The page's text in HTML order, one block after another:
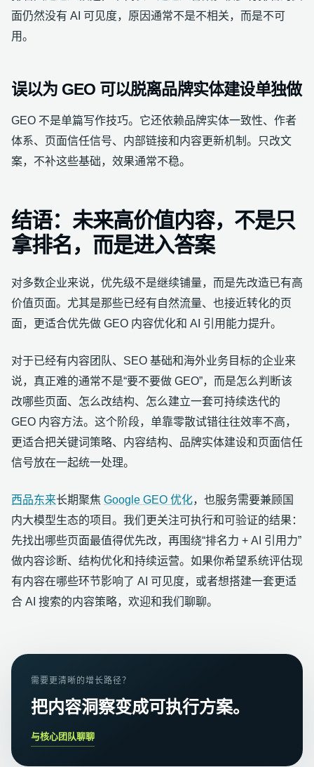
面仍然没有 AI 可见度，原因通常不是不相关，而是不可
用。
误以为 GEO 可以脱离品牌实体建设单独做
GEO 不是单篇写作技巧。它还依赖品牌实体一致性、作者
体系、页面信任信号、内部链接和内容更新机制。只改文
案，不补这些基础，效果通常不稳。
结语：未来高价值内容，不是只
拿排名，而是进入答案
对多数企业来说，优先级不是继续铺量，而是先改造已有高
价值页面。尤其是那些已经有自然流量、也接近转化的页
面，更适合优先做 GEO 内容优化和 AI 引用能力提升。
对于已经有内容团队、SEO 基础和海外业务目标的企业来
说，真正难的通常不是“要不要做 GEO”，而是怎么判断该
改哪些页面、怎么改结构、怎么建立一套可持续迭代的
GEO 内容方法。这个阶段，单靠零散试错往往效率不高，
更适合把关键词策略、内容结构、品牌实体建设和页面信任
信号放在一起统一处理。
西品东来长期聚焦 Google GEO 优化，也服务需要兼顾国
内大模型生态的项目。我们更关注可执行和可验证的结果：
先找出哪些页面最值得优先改，再围绕“排名力 + AI 引用力”
做内容诊断、结构优化和持续运营。如果你希望系统评估现
有内容在哪些环节影响了 AI 可见度，或者想搭建一套更适
合 AI 搜索的内容策略，欢迎和我们聊聊。
需要更清晰的增长路径？
把内容洞察变成可执行方案。
与核心团队聊聊